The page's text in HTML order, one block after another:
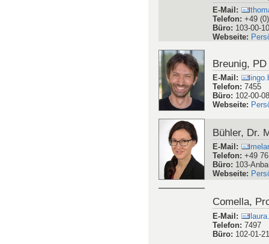
Borst, Dr.
E-Mail:
Büro: 304-02
Webseite:
E-Mail:
Telefon:+49
Büro:103-00-
Breunig,
E-Mail:
Telefon:7455
Büro:102-00-
Bühler, Dr.
E-Mail:
Telefon:+49